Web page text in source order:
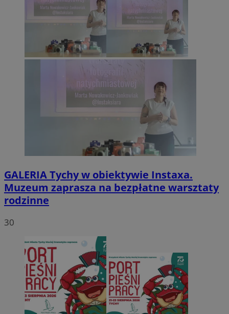
GALERIATychy w obiektywie Instaxa.
Muzeum zaprasza na bezpłatne warsztaty
rodzinne
30